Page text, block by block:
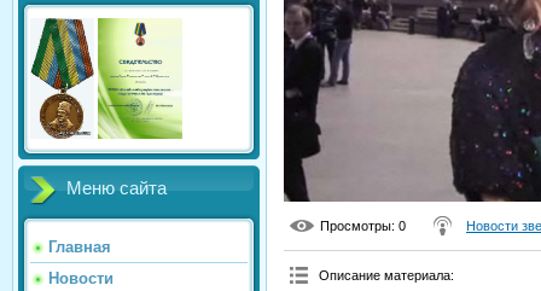
Меню сайта
Главная
Новости
Просмотры: 0 Новости
Описание материала: